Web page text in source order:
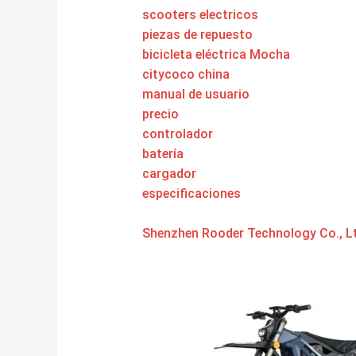
scooters electricos
piezas de repuesto
bicicleta eléctrica Mocha
citycoco china
manual de usuario
precio
controlador
batería
cargador
especificaciones
Shenzhen Rooder Technology Co.,